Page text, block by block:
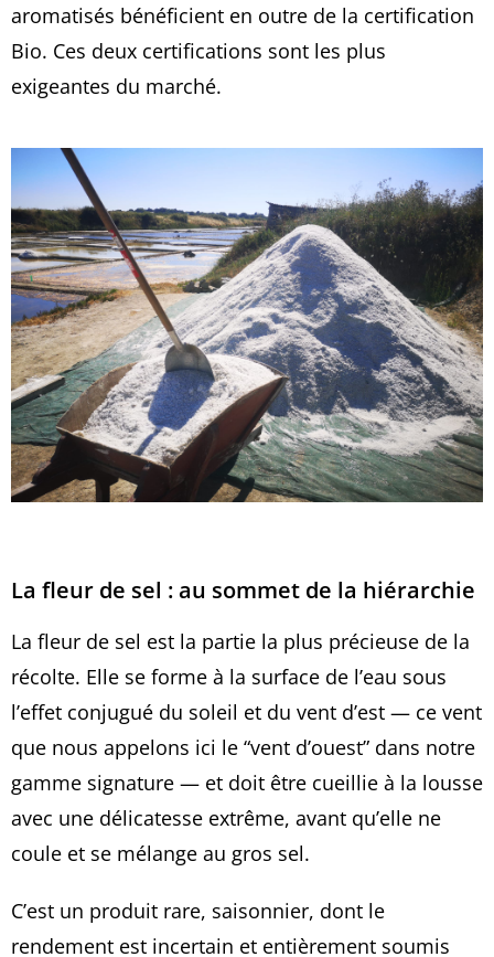
aromatisés bénéficient en outre de la certification
Bio. Ces deux certifications sont les plus
exigeantes du marché.
La fleur de sel : au sommet de la hiérarchie
La fleur de sel est la partie la plus précieuse de la
récolte. Elle se forme à la surface de l’eau sous
l’effet conjugué du soleil et du vent d’est — ce vent
que nous appelons ici le “vent d’ouest” dans notre
gamme signature — et doit être cueillie à la lousse
avec une délicatesse extrême, avant qu’elle ne
coule et se mélange au gros sel.
C’est un produit rare, saisonnier, dont le
rendement est incertain et entièrement soumis